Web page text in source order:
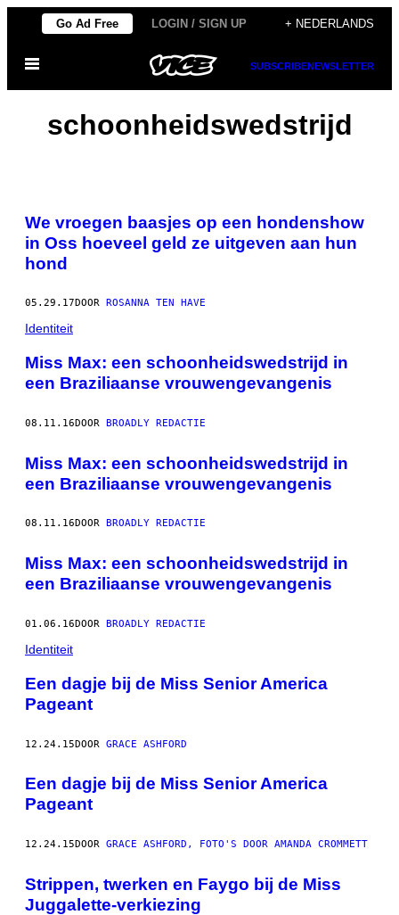
de
Go Ad Free LOGIN / SIGN UP + NEDERLANDS
Open
SUBSCRIBENEWSLETTER
schoonheidswedstrijd
We vroegen baasjes op een hondenshow
in Oss hoeveel geld ze uitgeven aan hun
hond
05.29.17DOOR ROSANNA TEN HAVE
Identiteit
Miss Max: een schoonheidswedstrijd in
een Braziliaanse vrouwengevangenis
08.11.16DOOR BROADLY REDACTIE
Miss Max: een schoonheidswedstrijd in
een Braziliaanse vrouwengevangenis
08.11.16DOOR BROADLY REDACTIE
Miss Max: een schoonheidswedstrijd in
een Braziliaanse vrouwengevangenis
01.06.16DOOR BROADLY REDACTIE
Identiteit
Een dagje bij de Miss Senior America
Pageant
12.24.15DOOR GRACE ASHFORD
Een dagje bij de Miss Senior America
Pageant
12.24.15DOOR GRACE ASHFORD, FOTO'S DOOR AMANDA CROMMETT
Strippen, twerken en Faygo bij de Miss
Juggalette-verkiezing